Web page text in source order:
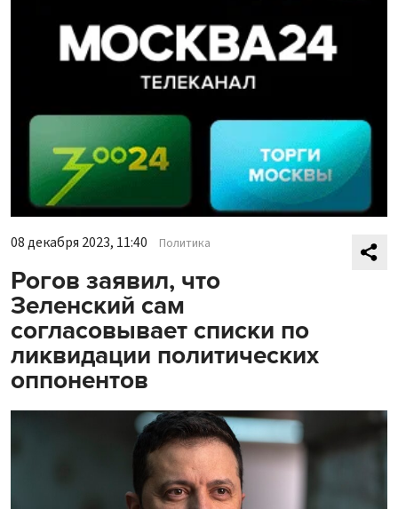
08 декабря 2023, 11:40 Политика
Рогов заявил, что
Зеленский сам
согласовывает списки по
ликвидации политических
оппонентов